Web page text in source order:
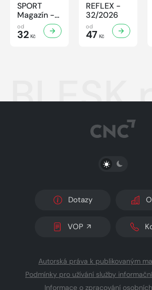
SPORT
Magazín -
32/2026
od
32 Kč
REFLEX -
32/2026
od
47 Kč
PŘEPNOUT
Dotazy
VOP
Autorská práva k publikovaným
Podmínky pro užívání služby
Informace o zpracování